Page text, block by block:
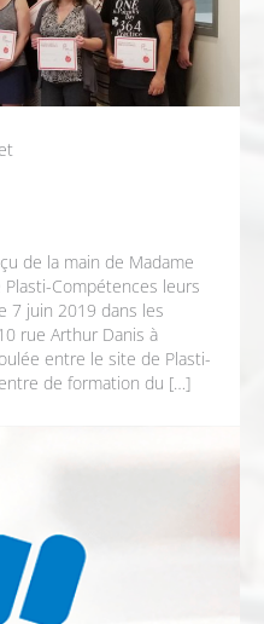
de la main de Madame
Plasti-Compétences leurs
7 juin 2019 dans les
rue Arthur Danis à
entre le site de Plasti-
de formation du […]